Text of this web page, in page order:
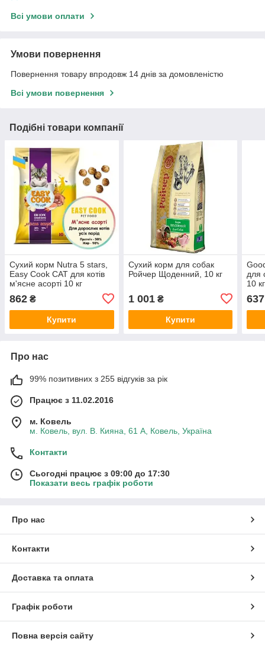
Всі умови оплати
Умови повернення
Повернення товару впродовж 14 днів за домовленістю
Всі умови повернення
Подібні товари компанії
Сухий корм Nutra 5 stars,
Easy Cook CAT для котів
м'ясне асорті 10 кг
862 ₴
Купити
Сухий корм для собак
Ройчер Щоденний, 10 кг
1 001₴
Купити
для
10 кг
637
Про нас
99% позитивних з 255 відгуків за рік
Працює з 11.02.2016
м. Ковель
м. Ковель, вул. В. Кияна, 61 А, Ковель, Україна
Контакти
Сьогодні працює з 09:00 до 17:30
Показати весь графік роботи
Про нас
Контакти
Доставка та оплата
Графік роботи
Повна версія сайту